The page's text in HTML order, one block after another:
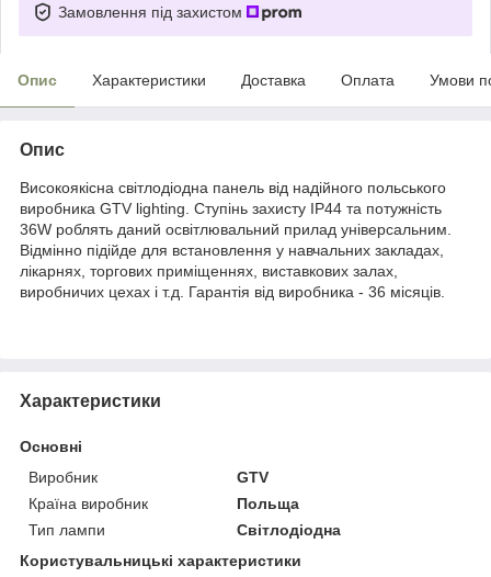
Замовлення під захистом
Опис Характеристики Доставка Оплата Умови
Опис
Високоякісна світлодіодна панель від надійного польського
виробника GTV lighting. Ступінь захисту ІР44 та потужність
36W роблять даний освітлювальний прилад універсальним.
Відмінно підійде для встановлення у навчальних закладах,
лікарнях, торгових приміщеннях, виставкових залах,
виробничих цехах і т.д. Гарантія від виробника - 36 місяців.
Характеристики
Основні
Виробник
GTV
Країна виробник
Польща
Тип лампи
Світлодіодна
Користувальницькі характеристики